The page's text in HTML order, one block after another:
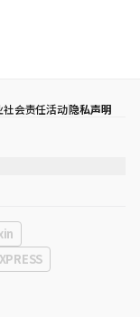
社会责任活动隐私声明
洞， coex)